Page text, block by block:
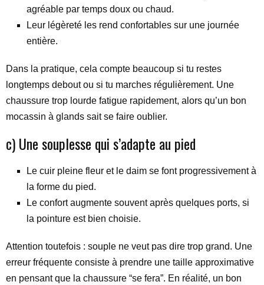
agréable par temps doux ou chaud.
Leur légèreté les rend confortables sur une journée
entière.
Dans la pratique, cela compte beaucoup si tu restes
longtemps debout ou si tu marches régulièrement. Une
chaussure trop lourde fatigue rapidement, alors qu’un bon
mocassin à glands sait se faire oublier.
c) Une souplesse qui s’adapte au pied
Le cuir pleine fleur et le daim se font progressivement à
la forme du pied.
Le confort augmente souvent après quelques ports, si
la pointure est bien choisie.
Attention toutefois : souple ne veut pas dire trop grand. Une
erreur fréquente consiste à prendre une taille approximative
en pensant que la chaussure “se fera”. En réalité, un bon